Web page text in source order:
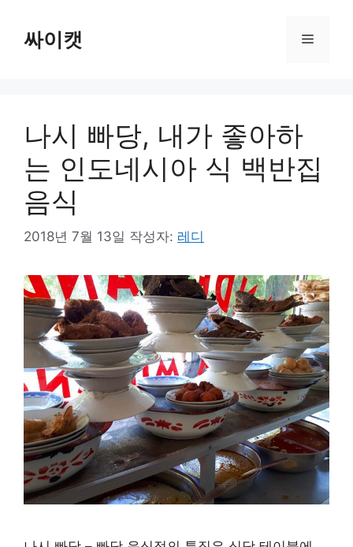
싸이캣 메
나시 빠당, 내가 좋아하
는 인도네시아 식 백반집
음식
2018년 7월 13일 작성자: 레디